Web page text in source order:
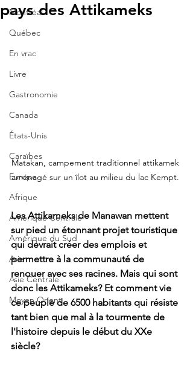
Montréal
Québec
En vrac
Livre
Gastronomie
Canada
États-Unis
Caraïbes
Europe
Afrique
Amérique Centrale
Amérique du Sud
Asie
Asie Centrale
Moyen Orient
pays des Attikameks
Matakan, campement traditionnel attikamek
aménagé sur un îlot au milieu du lac Kempt.
Les Attikameks de Manawan mettent
sur pied un étonnant projet touristique
qui devrait créer des emplois et
permettre à la communauté de
renouer avec ses racines. Mais qui sont
donc les Attikameks? Et comment vie
ce peuple de 6500 habitants qui résiste
tant bien que mal à la tourmente de
l'histoire depuis le début du XXe
siècle?